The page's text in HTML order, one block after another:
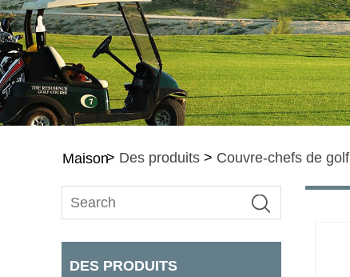
Maison> Des produits > Couvre-chefs de golf
DES PRODUITS